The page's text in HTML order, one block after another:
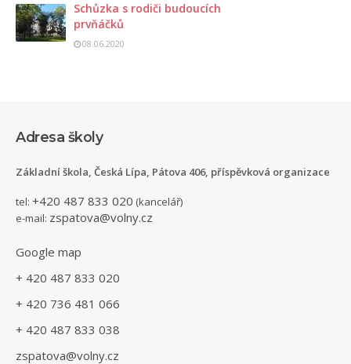
Schůzka s rodiči budoucích
prvňáčků
08.06.2020
Adresa školy
Základní škola, Česká Lípa, Pátova 406, příspěvková organizace
tel: +420 487 833 020 (kancelář)
e-mail: zspatova@volny.cz
Google map
+ 420 487 833 020
+ 420 736 481 066
+ 420 487 833 038
zspatova@volny.cz